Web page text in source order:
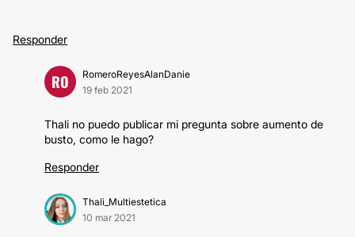
Responder
RO
RomeroReyesAlanDanie
19 feb 2021
Thali no puedo publicar mi pregunta sobre aumento de
busto, como le hago?
Responder
Thali_Multiestetica
10 mar 2021